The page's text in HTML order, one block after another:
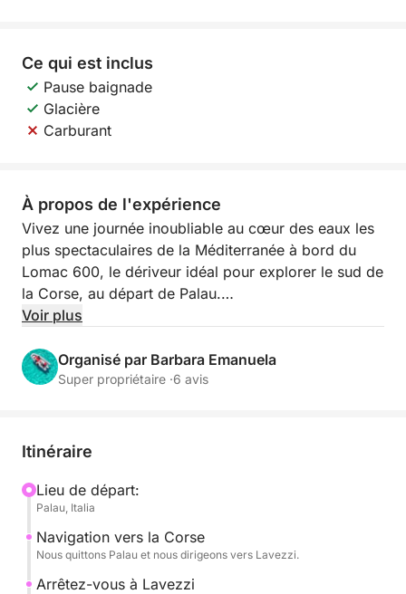
Ce qui est inclus
Pause baignade
Glacière
Carburant
À propos de l'expérience
Vivez une journée inoubliable au cœur des eaux les
plus spectaculaires de la Méditerranée à bord du
Lomac 600, le dériveur idéal pour explorer le sud de
la Corse, au départ de Palau.
plus reculées, il vous permettra de découvrir les plus
belles anses de Lavezzi et d'Isola Piana. L'eau
avec tuba et la détente.
Une expérience à la fois dynamique et apaisante,
idéale pour ceux qui souhaitent vivre la mer au
rythme de la mer, en toute authenticité.
Voir plus
Organisé par Barbara Emanuela
Super propriétaire ·6 avis
Itinéraire
Lieu de départ:
Palau, Italia
Navigation vers la Corse
Nous quittons Palau et nous dirigeons vers Lavezzi.
Arrêtez-vous à Lavezzi